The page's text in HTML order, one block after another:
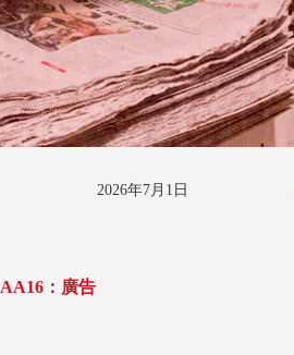
2026年7月1日
AA16：廣告